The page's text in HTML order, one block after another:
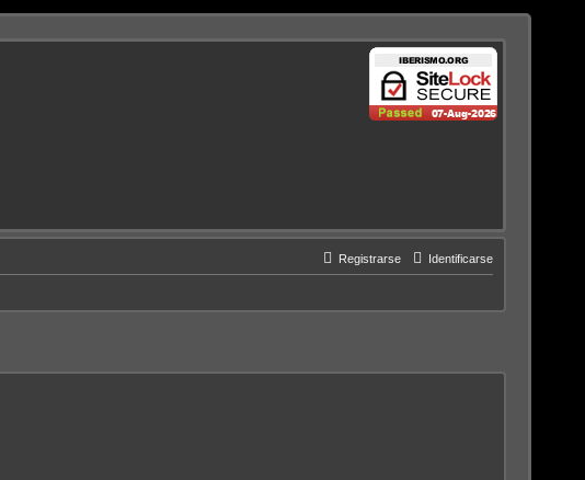
Identificarse
Registrarse